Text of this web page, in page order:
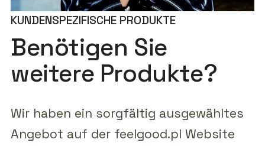
KUNDENSPEZIFISCHE PRODUKTE
Benötigen Sie
weitere Produkte?
Wir haben ein sorgfältig ausgewähltes
Angebot auf der feelgood.pl Website